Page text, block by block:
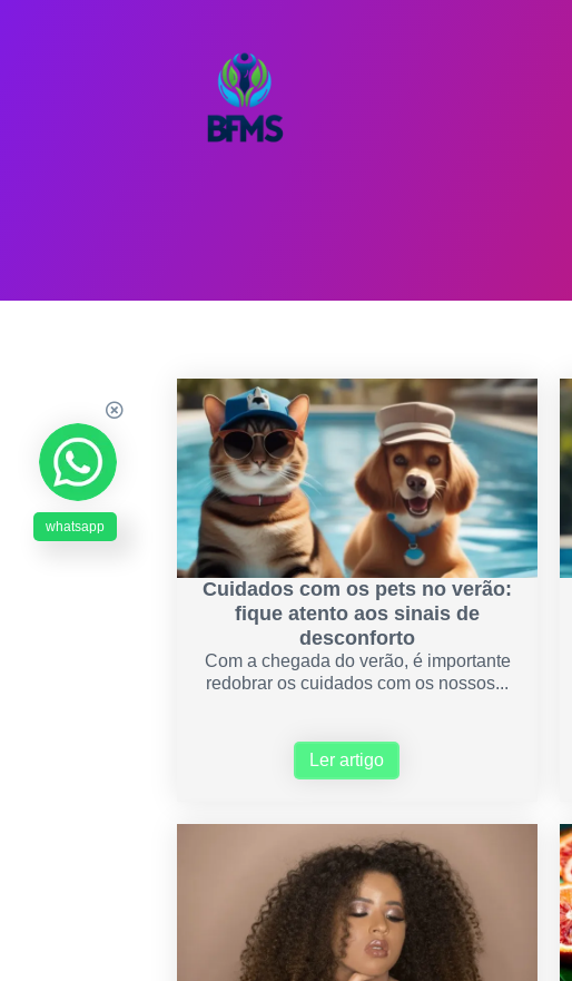
Cuidados com os pets no verão:
fique atento aos sinais de
desconforto
Com a chegada do verão, é importante
redobrar os cuidados com os nossos...
Ler artigo
whatsapp